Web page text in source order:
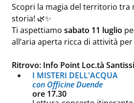
Scopri la magia del territorio tra
storia! 🌿✨
Ti aspettiamo sabato 11 luglio
all’aria aperta ricca di attività
Ritrovo: Info Point Loc.tà
I MISTERI DELL'ACQUA
con Officine Duende
ore 17.30